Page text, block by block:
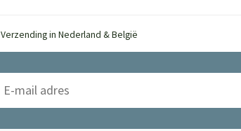
Verzending in Nederland & België